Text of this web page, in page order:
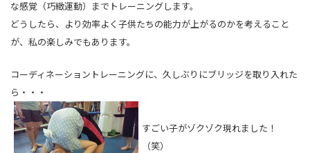
な感覚（巧緻運動）までトレーニングします。
どうしたら、より効率よく子供たちの能力が上がるのかを考えること
が、私の楽しみでもあります。
コーディネーショントレーニングに、久しぶりにブリッジを取り入れた
ら・・・
すごい子がゾクゾク現れました！
（笑）